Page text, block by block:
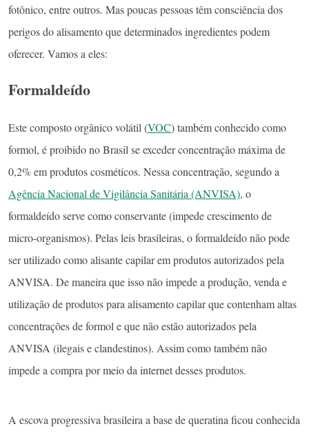
fotônico, entre outros. Mas poucas pessoas têm consciência dos
perigos do alisamento que determinados ingredientes podem
oferecer. Vamos a eles:
Formaldeído
Este composto orgânico volátil (VOC) também conhecido como
formol, é proibido no Brasil se exceder concentração máxima de
0,2% em produtos cosméticos. Nessa concentração, segundo a
Agência Nacional de Vigilância Sanitária (ANVISA), o
formaldeído serve como conservante (impede crescimento de
micro-organismos). Pelas leis brasileiras, o formaldeído não pode
ser utilizado como alisante capilar em produtos autorizados pela
ANVISA. De maneira que isso não impede a produção, venda e
utilização de produtos para alisamento capilar que contenham altas
concentrações de formol e que não estão autorizados pela
ANVISA (ilegais e clandestinos). Assim como também não
impede a compra por meio da internet desses produtos.
A escova progressiva brasileira a base de queratina ficou conhecida